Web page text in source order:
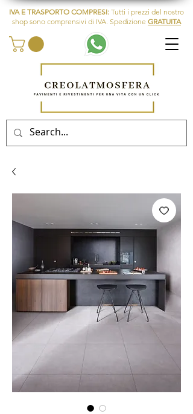
IVA E TRASPORTO COMPRESI: Tutti i prezzi del nostro
shop sono comprensivi di IVA. Spedizione GRATUITA